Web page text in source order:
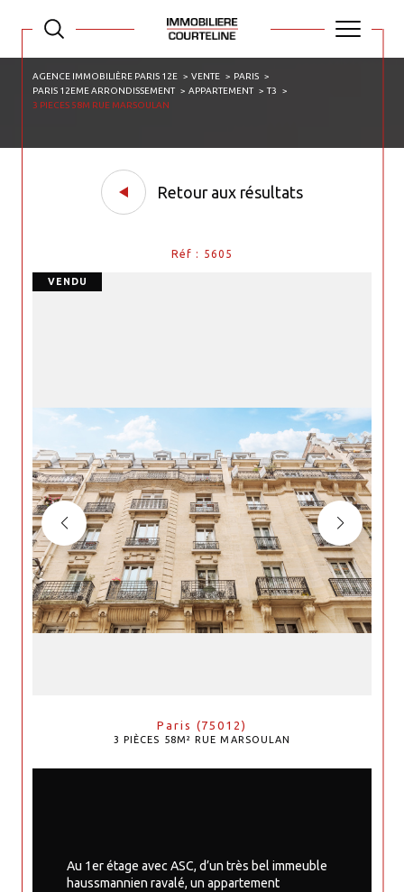
AGENCE IMMOBILIÈRE PARIS 12E VENTE
PARIS
PARIS 12EME ARRONDISSEMENT
APPARTEMENT
T3
3 PIECES 58M RUE MARSOULAN
Retour aux résultats
Réf : 5605
VENDU
Paris (75012)
3 PIÈCES 58M² RUE MARSOULAN
Au 1er étage avec ASC, d’un très bel immeuble
haussmannien ravalé, un appartement